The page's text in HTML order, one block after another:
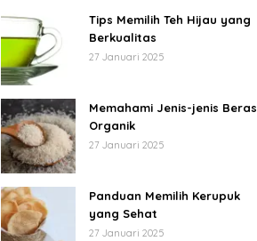
Tips Memilih Teh Hijau yang
Berkualitas
27 Januari 2025
Memahami Jenis-jenis Beras
Organik
27 Januari 2025
Panduan Memilih Kerupuk
yang Sehat
27 Januari 2025